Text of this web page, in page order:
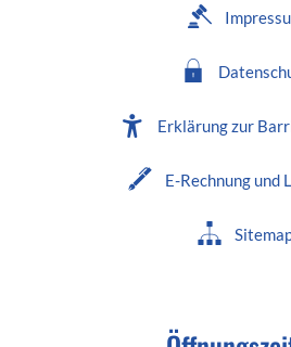
Erklärung zur
E-Rechnung und